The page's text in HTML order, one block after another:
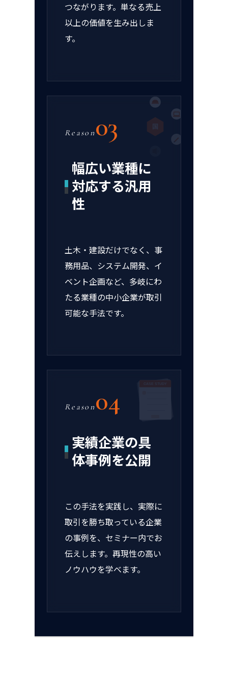
つながります。単なる売上
以上の価値を生み出しま
す。
国
Reason 03
幅広い業種に
対応する汎用
性
土木・建設だけでなく、事
務用品、システム開発、イ
ベント企画など、多岐にわ
たる業種の中小企業が取引
可能な手法です。
CASE STUDY
Reason 04
実績企業の具
体事例を公開
この手法を実践し、実際に
取引を勝ち取っている企業
の事例を、セミナー内でお
伝えします。再現性の高い
ノウハウを学べます。